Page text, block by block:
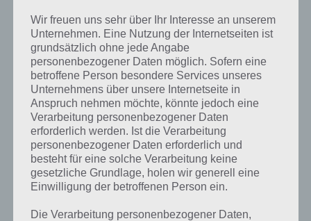
Wir freuen uns sehr über Ihr Interesse an unserem
Unternehmen. Eine Nutzung der Internetseiten ist
grundsätzlich ohne jede Angabe
personenbezogener Daten möglich. Sofern eine
betroffene Person besondere Services unseres
Unternehmens über unsere Internetseite in
Anspruch nehmen möchte, könnte jedoch eine
Verarbeitung personenbezogener Daten
erforderlich werden. Ist die Verarbeitung
personenbezogener Daten erforderlich und
besteht für eine solche Verarbeitung keine
gesetzliche Grundlage, holen wir generell eine
Einwilligung der betroffenen Person ein.
Die Verarbeitung personenbezogener Daten,